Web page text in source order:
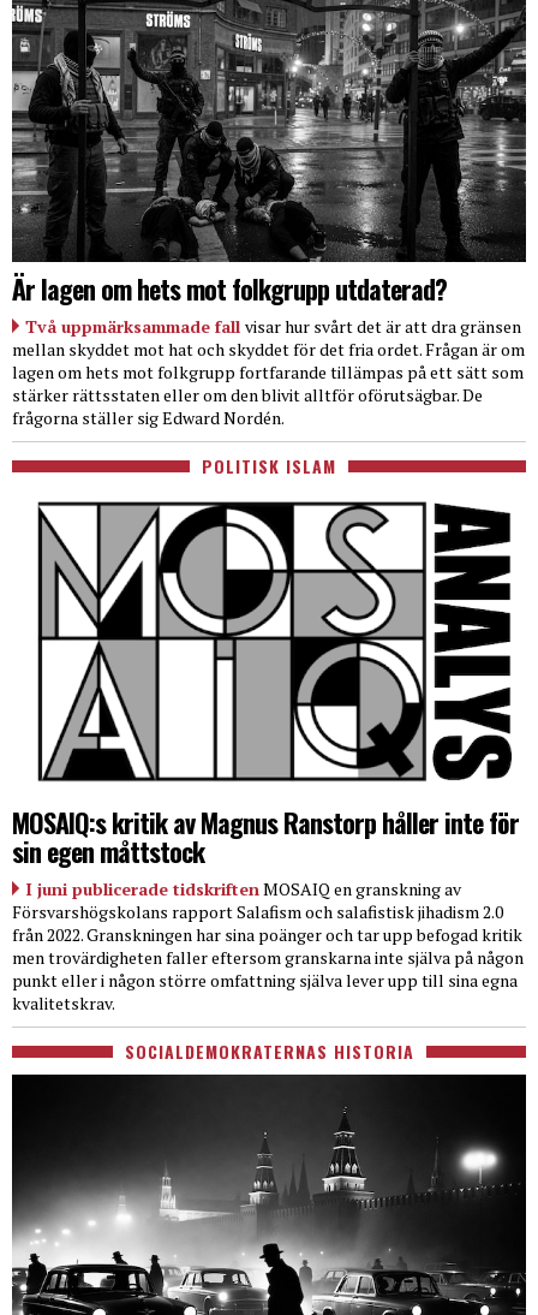
Är lagen om hets mot folkgrupp utdaterad?
Två uppmärksammade fall visar hur svårt det är att dra gränsen
mellan skyddet mot hat och skyddet för det fria ordet. Frågan är om
lagen om hets mot folkgrupp fortfarande tillämpas på ett sätt som
stärker rättsstaten eller om den blivit alltför oförutsägbar. De
frågorna ställer sig Edward Nordén.
POLITISK ISLAM
MOSAIQ:s kritik av Magnus Ranstorp håller inte för
sin egen måttstock
I juni publicerade tidskriftenMOSAIQ en granskning av
Försvarshögskolans rapport Salafism och salafistisk jihadism 2.0
från 2022. Granskningen har sina poänger och tar upp befogad kritik
men trovärdigheten faller eftersom granskarna inte själva på någon
punkt eller i någon större omfattning själva lever upp till sina egna
kvalitetskrav.
SOCIALDEMOKRATERNAS HISTORIA